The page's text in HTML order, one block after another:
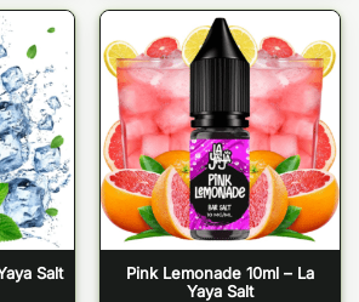
Salt
Pink Lemonade 10ml – La
Yaya Salt